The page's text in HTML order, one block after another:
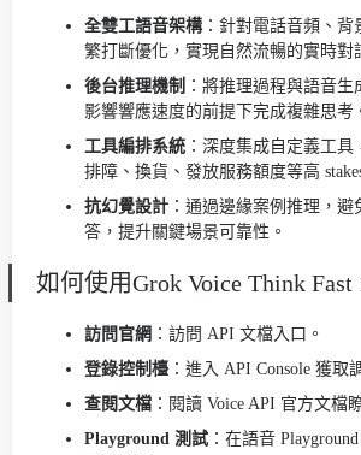
全雙工語音架構：針對電話音頻、背
繁打斷優化，實現自然流暢的實時對
後台推理機制 ：將推理過程與語音
影響響應速度的前提下完成複雜思考
工具編排系統 ：深度集成自定義工
排障、換貨、發放服務額度等高
抗幻覺設計 ：通過邊緣案例推理，避
答，提升關鍵場景可靠性。
如何使用Grok Voice Think Fast
訪問官網 ：訪問 API 文檔入口。
登錄控制檯 ：進入 API Console 獲取
查閱文檔 ：閱讀 Voice API 官方文檔
Playground 測試 ：在語音